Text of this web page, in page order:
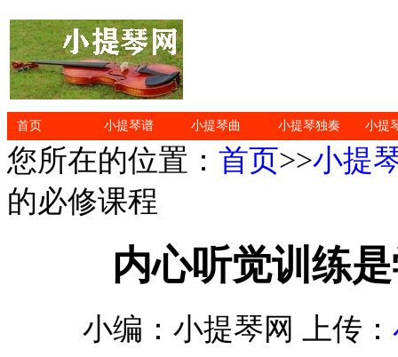
首页 小提琴谱 小提琴曲 小提琴独奏 小提
您所在的位置： 首页>>小提
的必修课程
内心听觉训练
小编：小提琴网 上传：